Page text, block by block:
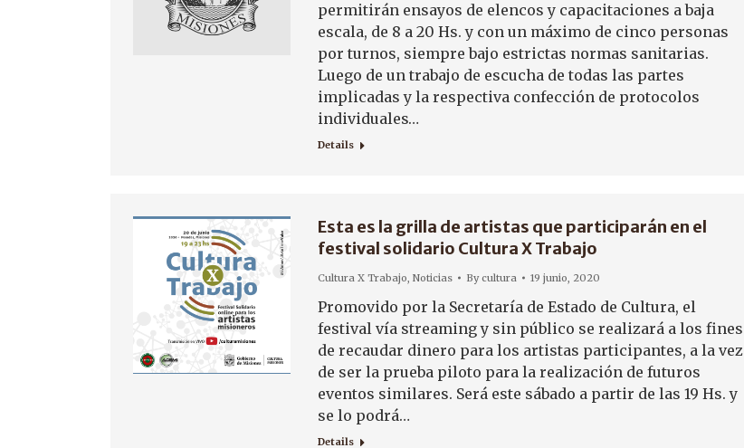
permitirán ensayos de elencos y capacitaciones a baja
escala, de 8 a 20 Hs. y con un máximo de cinco personas
por turnos, siempre bajo estrictas normas sanitarias.
Luego de un trabajo de escucha de todas las partes
implicadas y la respectiva confección de protocolos
individuales…
Details
Esta es la grilla de artistas que participarán en el
festival solidario Cultura X Trabajo
Cultura X Trabajo, Noticias Bycultura 19 junio, 2020
Promovido por la Secretaría de Estado de Cultura, el
festival vía streaming y sin público se realizará a los fines
de recaudar dinero para los artistas participantes, a la vez
de ser la prueba piloto para la realización de futuros
eventos similares. Será este sábado a partir de las 19 Hs. y
se lo podrá…
Details